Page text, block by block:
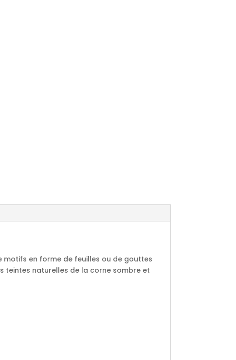
motifs en forme de feuilles ou de gouttes
teintes naturelles de la corne sombre et